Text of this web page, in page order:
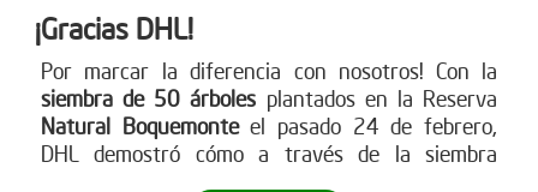
¡Gracias DHL!
Por marcar la diferencia con nosotros! Con la
siembra de 50 árboles plantados en la Reserva
Natural Boquemonteel pasado 24 de febrero,
DHL demostró cómo a través de la siembra